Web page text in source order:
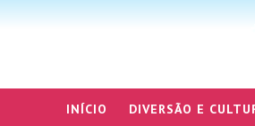
INÍCIO DIVERSÃO E